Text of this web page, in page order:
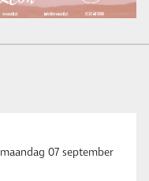
maandag 07 september